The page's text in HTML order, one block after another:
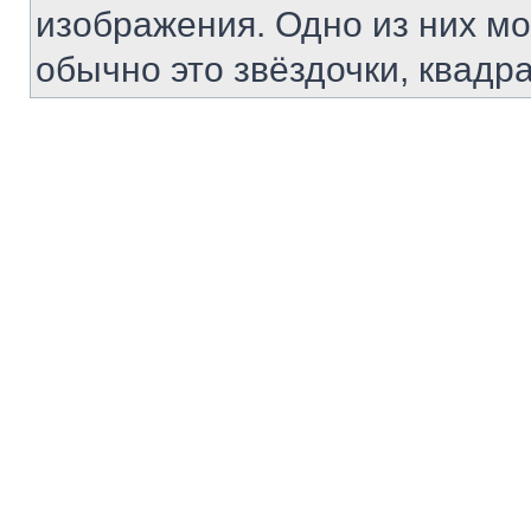
изображения. Одно из них
обычно это звёздочки,